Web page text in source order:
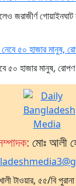
জরাজীর্ণ
৫০ হাজার মানুষ,
মোঃ আলী
টাওয়ার, ৫৫/বি